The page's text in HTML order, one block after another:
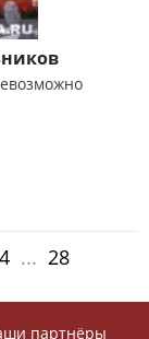
... 28
партнёры